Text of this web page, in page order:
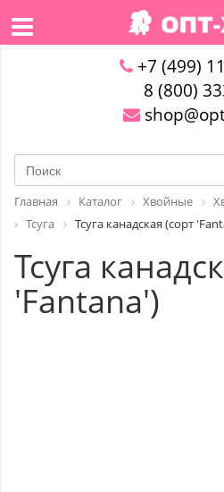
+7 (499)
8 (800)
Главная Каталог Хвойные
Тсуга
Тсуга канадская (сорт
Тсуга
'Fantana')